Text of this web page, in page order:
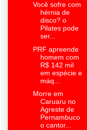
Você sofre com
hérnia de
disco? o
Pilates pode
ser...
PRF apreende
homem com
R$ 142 mil
em espécie e
máq...
Morre em
Caruaru no
Agreste de
Pernambuco
o cantor...